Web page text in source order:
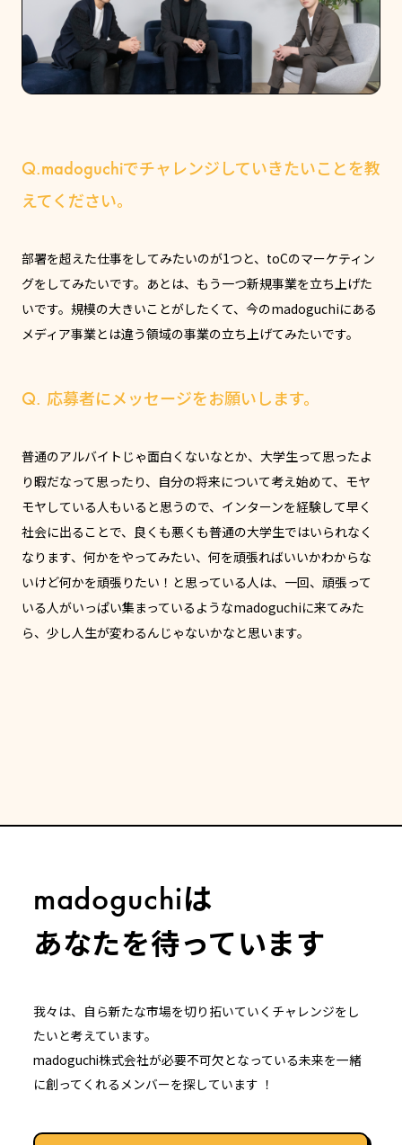
Q.madoguchiでチャレンジしていきたいことを教
えてください。
部署を超えた仕事をしてみたいのが1つと、toCのマーケティン
グをしてみたいです。あとは、もう一つ新規事業を立ち上げた
いです。規模の大きいことがしたくて、今のmadoguchiにある
メディア事業とは違う領域の事業の立ち上げてみたいです。
Q. 応募者にメッセージをお願いします。
普通のアルバイトじゃ面白くないなとか、大学生って思ったよ
り暇だなって思ったり、自分の将来について考え始めて、モヤ
モヤしている人もいると思うので、インターンを経験して早く
社会に出ることで、良くも悪くも普通の大学生ではいられなく
なります、何かをやってみたい、何を頑張ればいいかわからな
いけど何かを頑張りたい！と思っている人は、一回、頑張って
いる人がいっぱい集まっているようなmadoguchiに来てみた
ら、少し人生が変わるんじゃないかなと思います。
madoguchiは
あなたを待っています
我々は、自ら新たな市場を切り拓いていくチャレンジをし
たいと考えています。
madoguchi株式会社が必要不可欠となっている未来を一緒
に創ってくれるメンバーを探しています ！